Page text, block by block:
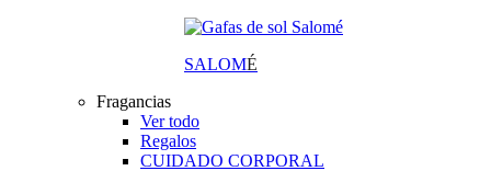
SALOMÉ
Fragancias
Ver todo
Regalos
CUIDADO CORPORAL